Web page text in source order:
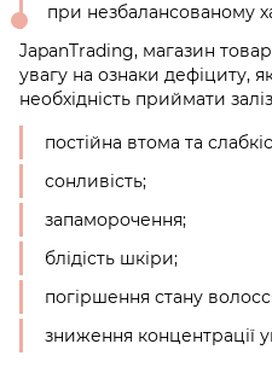
при незбалансованому
JapanTrading, магазин
увагу на ознаки дефіциту,
необхідність приймати
постійна втома та
сонливість;
запаморочення;
блідість шкіри;
погіршення стану волосся
зниження концентрації